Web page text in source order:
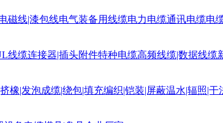
磁线|漆包线电气装备用线缆电力电缆通讯电缆电
线缆连接器|插头附件特种电缆高频线缆|数据线缆
橡|发泡成缆|绕包|填充编织|铠装|屏蔽温水|辐照|干